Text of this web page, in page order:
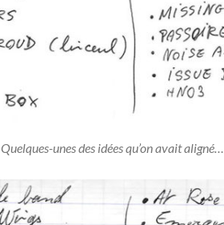
Quelques-unes des idées qu’on avait aligné…